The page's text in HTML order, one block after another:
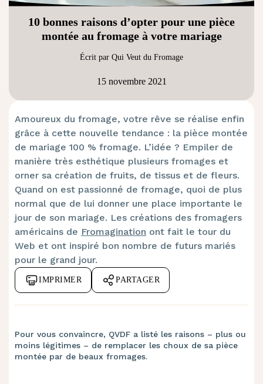
10 bonnes raisons d’opter pour une pièce
montée au fromage à votre mariage
Écrit par Qui Veut du Fromage
15 novembre 2021
Amoureux du fromage, votre rêve se réalise enfin
grâce à cette nouvelle tendance : la pièce montée
de mariage 100 % fromage. L’idée ? Empiler de
manière très esthétique plusieurs fromages et
orner sa création de fruits, de tissus et de fleurs.
Quand on est passionné de fromage, quoi de plus
normal que de lui donner une place importante le
jour de son mariage. Les créations des fromagers
américains de Fromagination ont fait le tour du
Web et ont inspiré bon nombre de futurs mariés
pour le grand jour.
IMPRIMER PARTAGER
Pour vous convaincre, QVDF a listé les raisons – plus ou
moins légitimes – de remplacer les choux de sa pièce
montée par de beaux fromages.